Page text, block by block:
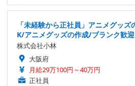
「未経験から正社員」アニメグッ
K/アニメグッズの作成/ブランク歓迎
株式会社小林
大阪府
月給29万100円～40万円
正社員